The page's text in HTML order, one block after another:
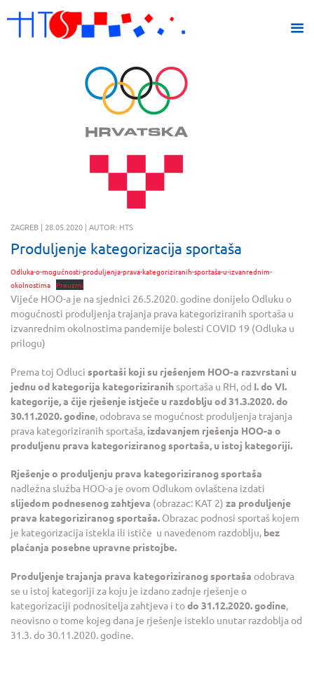
ZAGREB | 28.05.2020 | AUTOR: HTS
Produljenje kategorizacija sportaša
Odluka-o-mogućnosti-produljenja-prava-kategoriziranih-sportaša-u-izvanrednim-
okolnostima Preuzmi
Vijeće HOO-a je na sjednici 26.5.2020. godine donijelo Odluku o
mogućnosti produljenja trajanja prava kategoriziranih sportaša u
izvanrednim okolnostima pandemije bolesti COVID 19 (Odluka u
prilogu)
Prema toj Odluci sportaši koji su rješenjem HOO-a razvrstani u
jednu od kategorija kategoriziranihsportaša u RH, od I. do VI.
kategorije, a čije rješenje istječe u razdoblju od 31.3.2020. do
30.11.2020. godine , odobrava se mogućnost produljenja trajanja
prava kategoriziranih sportaša, izdavanjem rješenja HOO-a o
produljenu prava kategoriziranog sportaša, u istoj kategoriji.
Rješenje o produljenju prava kategoriziranog sportaša
nadležna služba HOO-a je ovom Odlukom ovlaštena izdati
slijedom podnesenog zahtjeva (obrazac: KAT 2) za produljenje
prava kategoriziranog sportaša. Obrazac podnosi sportaš kojem
je kategorizacija istekla ili ističe u navedenom razdoblju, bez
plaćanja posebne upravne pristojbe.
Produljenje trajanja prava kategoriziranog sportaša odobrava
se u istoj kategoriji za koju je izdano zadnje rješenje o
kategorizaciji podnositelja zahtjeva i todo 31.12.2020. godine,
neovisno o tome kojeg dana je rješenje isteklo unutar razdoblja od
31.3. do 30.11.2020. godine.